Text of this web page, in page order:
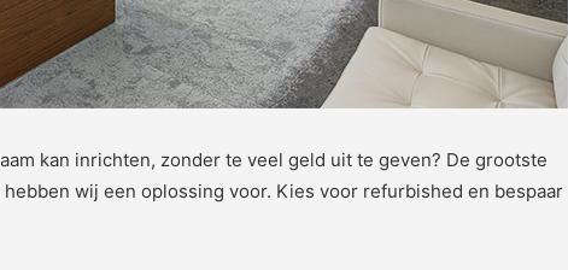
kan inrichten, zonder te veel geld uit te geven? De grootste
wij een oplossing voor. Kies voor refurbished en bespaar